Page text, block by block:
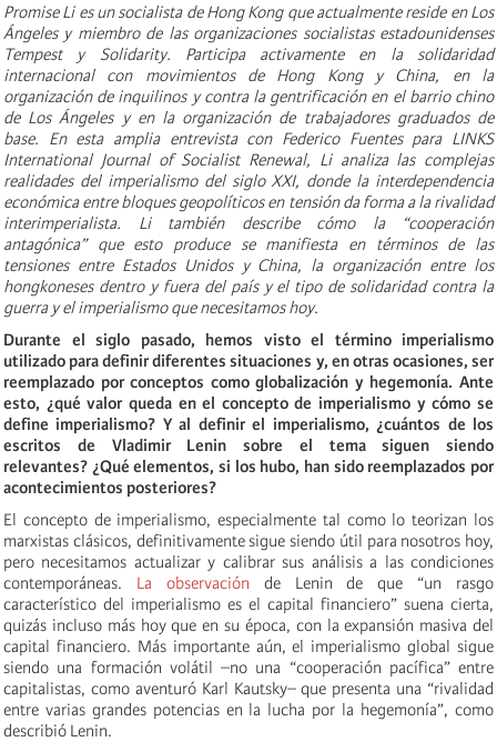
Promise Li es un socialista de Hong Kong que actualmente reside en Los
Ángeles y miembro de las organizaciones socialistas estadounidenses
Tempest y Solidarity. Participa activamente en la solidaridad
internacional con movimientos de Hong Kong y China, en la
organización de inquilinos y contra la gentrificación en el barrio chino
de Los Ángeles y en la organización de trabajadores graduados de
base. En esta amplia entrevista con Federico Fuentes para LINKS
International Journal of Socialist Renewal, Li analiza las complejas
realidades del imperialismo del siglo XXI, donde la interdependencia
económica entre bloques geopolíticos en tensión da forma a la rivalidad
interimperialista. Li también describe cómo la “cooperación
antagónica” que esto produce se manifiesta en términos de las
tensiones entre Estados Unidos y China, la organización entre los
hongkoneses dentro y fuera del país y el tipo de solidaridad contra la
guerra y el imperialismo que necesitamos hoy.
Durante el siglo pasado, hemos visto el término imperialismo
utilizado para definir diferentes situaciones y, en otras ocasiones, ser
reemplazado por conceptos como globalización y hegemonía. Ante
esto, ¿qué valor queda en el concepto de imperialismo y cómo se
define imperialismo? Y al definir el imperialismo, ¿cuántos de los
escritos de Vladimir Lenin sobre el tema siguen siendo
relevantes? ¿Qué elementos, si los hubo, han sido reemplazados por
acontecimientos posteriores?
El concepto de imperialismo, especialmente tal como lo teorizan los
marxistas clásicos, definitivamente sigue siendo útil para nosotros hoy,
pero necesitamos actualizar y calibrar sus análisis a las condiciones
contemporáneas. La observación de Lenin de que “un rasgo
característico del imperialismo es el capital financiero” suena cierta,
quizás incluso más hoy que en su época, con la expansión masiva del
capital financiero. Más importante aún, el imperialismo global sigue
siendo una formación volátil –no una “cooperación pacífica” entre
capitalistas, como aventuró Karl Kautsky– que presenta una “rivalidad
entre varias grandes potencias en la lucha por la hegemonía”, como
describió Lenin.